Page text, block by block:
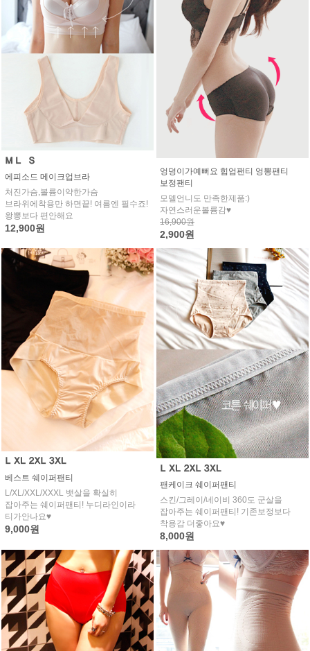
에피소드 메이크업브라
처진가슴,볼륨이약한가슴
브라위에착용만 하면끝! 여름엔 필수죠!
왕뽕보다 편안해요
12,900원
엉덩이가예뻐요 힙업팬티 엉뽕팬티
보정팬티
모델언니도 만족한제품:)
자연스러운볼륨감♥
16,900원
2,900원
베스트 쉐이퍼팬티
L/XL/XXL/XXXL 뱃살을 확실히
잡아주는 쉐이퍼팬티! 누디라인이라
티가안나요♥
9,000원
팬케이크 쉐이퍼팬티
스킨/그레이/네이비 360도 군살을
잡아주는 쉐이퍼팬티! 기존보정보다
착용감 더좋아요♥
8,000원